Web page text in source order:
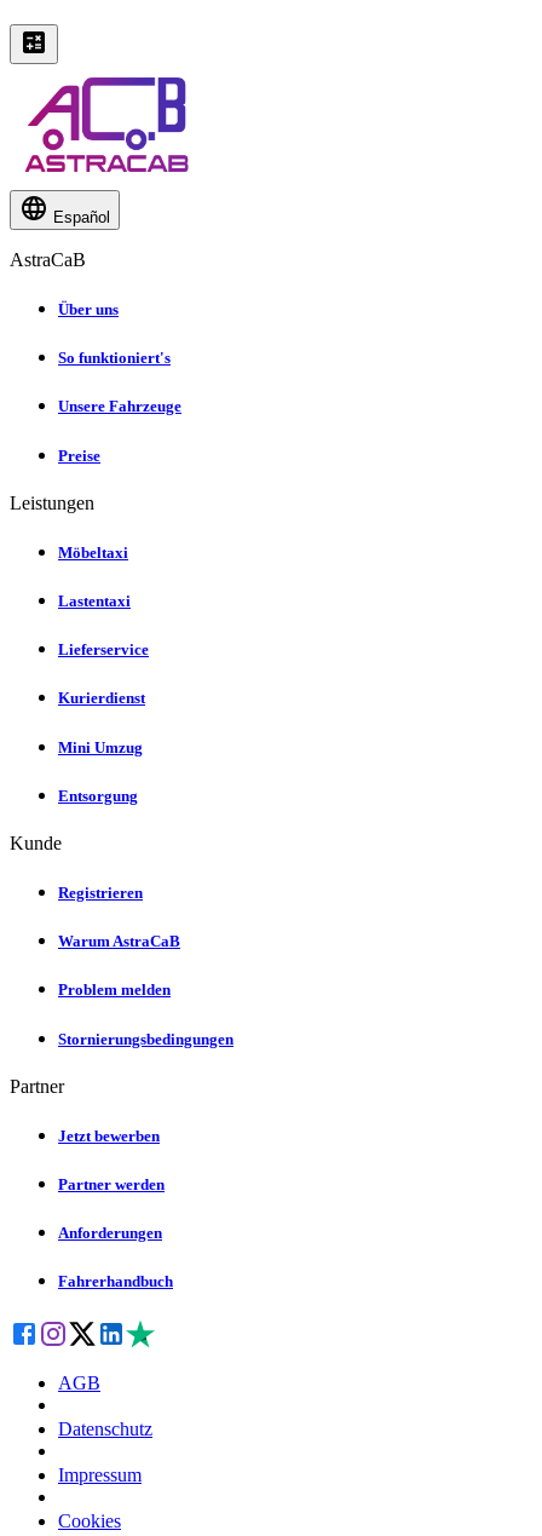
Español
AstraCaB
Über uns
So funktioniert's
Unsere Fahrzeuge
Preise
Leistungen
Möbeltaxi
Lastentaxi
Lieferservice
Kurierdienst
Mini Umzug
Entsorgung
Kunde
Registrieren
Warum AstraCaB
Problem melden
Stornierungsbedingungen
Partner
Jetzt bewerben
Partner werden
Anforderungen
Fahrerhandbuch
AGB
Datenschutz
Impressum
Cookies